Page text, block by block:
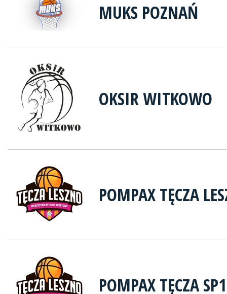
MUKS POZNAŃ
OKSIR WITKOWO
POMPAX TĘCZA
POMPAX TĘCZA